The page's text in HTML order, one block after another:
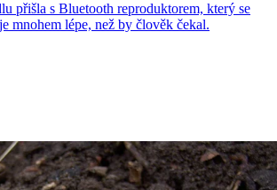
přišla s Bluetooth reproduktorem, který se
mnohem lépe, než by člověk čekal.